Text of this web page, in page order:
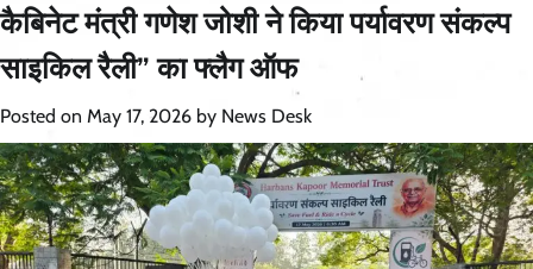
कैबिनेट मंत्री गणेश जोशी ने किया पर्यावरण संकल्प
साइकिल रैली” का फ्लैग ऑफ
Posted on May 17, 2026 by News Desk